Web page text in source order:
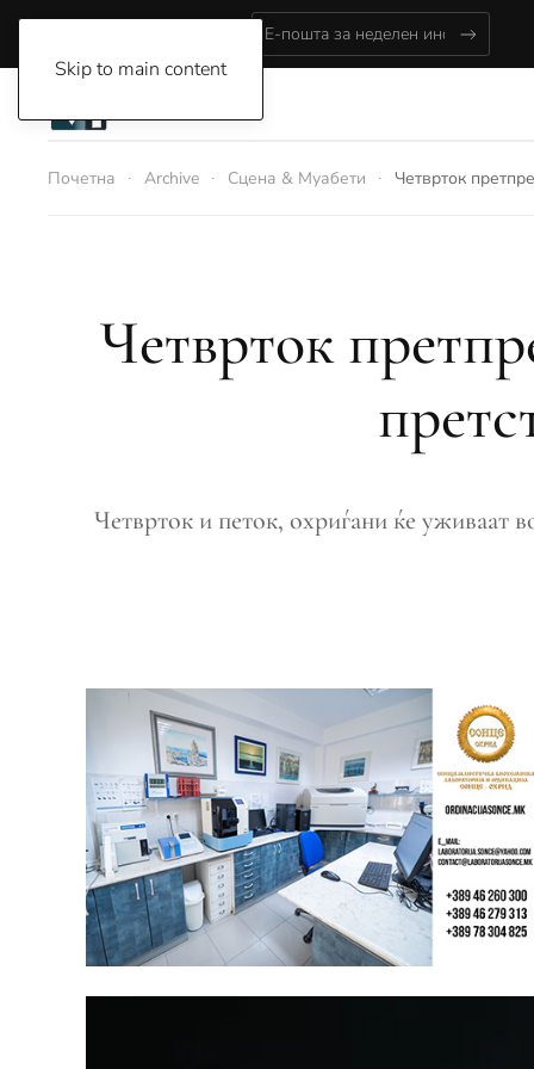
Skip to main content
Почетна Archive Сцена & Муабети Четврток
Четврток
Четврток и петок, охриѓани ќе уживаат